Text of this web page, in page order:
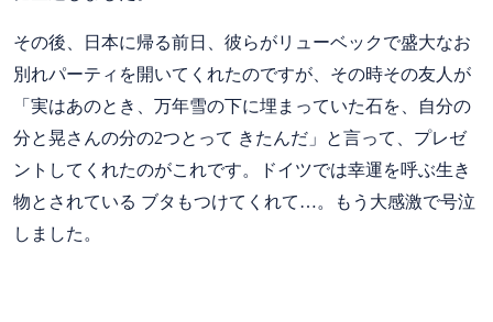
その後、日本に帰る前日、彼らがリューベックで盛大なお
別れパーティを開いてくれたのですが、その時その友人が
「実はあのとき、万年雪の下に埋まっていた石を、自分の
分と晃さんの分の2つとって きたんだ」と言って、プレゼ
ントしてくれたのがこれです。ドイツでは幸運を呼ぶ生き
物とされている ブタもつけてくれて…。もう大感激で号泣
しました。